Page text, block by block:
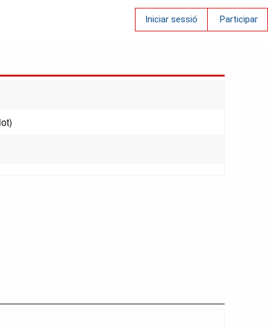
Iniciar sessió Participar